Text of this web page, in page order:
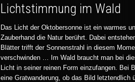
Lichtstimmung im Wald
Das Licht der Oktobersonne ist ein warmes
Zauberhand die Natur berührt. Dabei
Blätter trifft der Sonnenstrahl in diesem
verschwinden … Im Wald braucht man bei
Licht in seiner reinen Form einzufangen. Bei
eine Gratwanderung, ob das Bild letztendlich